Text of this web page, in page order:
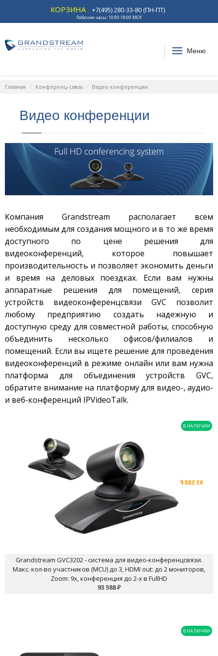
КОРЗИНА +7(495) 280-33-80 (ПН-ПТ)
Рабочие часы: 10:00-19:00 МСК
Меню
Главная Конференц-связь Видео конференции
Видео конференции
Компания Grandstream располагает всем
необходимым для создания мощного и в то же время
доступного по цене решения для
видеоконференций, которое повышает
производительность и позволяет экономить деньги
и время на деловых поездках. Если вам нужны
аппаратные решения для помещений, серия
устройств видеоконференцсвязи GVC позволит
любому предприятию создать надежную и
доступную среду для совместной работы, способную
объединить несколько офисов/филиалов и
помещений. Если вы ищете решение для проведения
видеоконференций в режиме онлайн или вам нужна
платформа для объединения устройств GVC,
обратите внимание на платформу для видео-, аудио-
и веб-конференций IPVideoTalk.
В НАЛИЧИИ
Grandstream GVC3202 - система для видео-конференцсвязи.
Макс. кол-во участников (MCU) до 3, HDMI out: до 2 мониторов,
Zoom: 9х, конференция до 2-х в FullHD
93 588₽
Grandstream GVC3202 -
конференцсвязи. Макс. кол-во
участников (MCU) до 3, HDMI
out: до 2 мониторов, Zoom: 9х,
конференция до 2-х в FullHD
93 588
₽
Остаток: 1 шт.
Поддержка Full HD качества
Поддержка различных протоколов и платформ
Простая инсталляция в несколько шагов
Поддержка сервиса Grandstream's IPVideoTalk из коробки
До 3 участников
В НАЛИЧИИ
Grandstream GUV3100 - FULL